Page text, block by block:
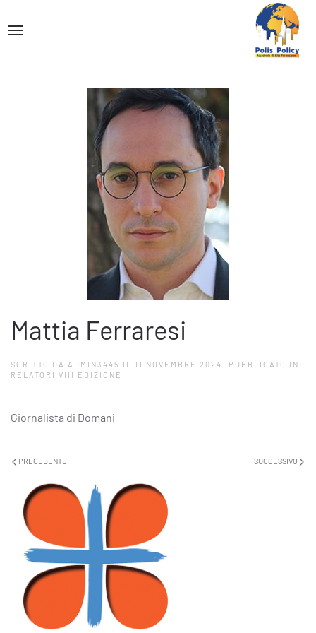
Mattia Ferraresi
SCRITTO DA ADMIN3445 IL 11 NOVEMBRE 2024
. PUBBLICATO IN
RELATORI VIII EDIZIONE
Giornalista di Domani
PRECEDENTE SUCCESSIVO